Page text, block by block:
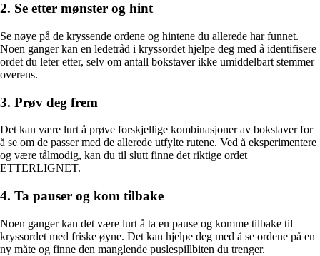
2. Se etter mønster og hint
Se nøye på de kryssende ordene og hintene du allerede har funnet.
Noen ganger kan en ledetråd i kryssordet hjelpe deg med å identifisere
ordet du leter etter, selv om antall bokstaver ikke umiddelbart stemmer
overens.
3. Prøv deg frem
Det kan være lurt å prøve forskjellige kombinasjoner av bokstaver for
å se om de passer med de allerede utfylte rutene. Ved å eksperimentere
og være tålmodig, kan du til slutt finne det riktige ordet
ETTERLIGNET.
4. Ta pauser og kom tilbake
Noen ganger kan det være lurt å ta en pause og komme tilbake til
kryssordet med friske øyne. Det kan hjelpe deg med å se ordene på en
ny måte og finne den manglende puslespillbiten du trenger.